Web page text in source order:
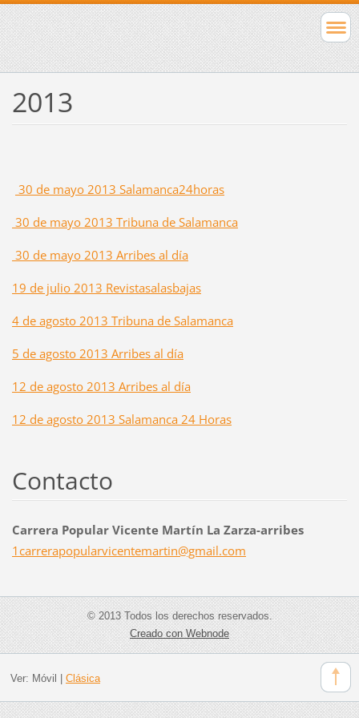
2013
30 de mayo 2013 Salamanca24horas
30 de mayo 2013 Tribuna de Salamanca
30 de mayo 2013 Arribes al día
19 de julio 2013 Revistasalasbajas
4 de agosto 2013 Tribuna de Salamanca
5 de agosto 2013 Arribes al día
12 de agosto 2013 Arribes al día
12 de agosto 2013 Salamanca 24 Horas
Contacto
Carrera Popular Vicente Martín La Zarza-arribes
1carrerapopularvicentemartin@gmail.com
© 2013 Todos los derechos reservados.
Creado con Webnode
Ver: Móvil Clásica